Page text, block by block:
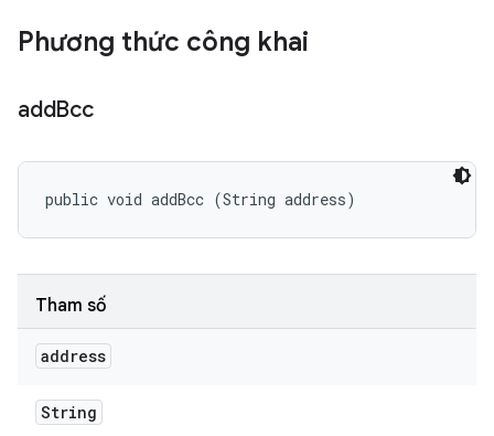
Phương thức công khai
addBcc
public void addBcc (String address)
Tham số
address
String